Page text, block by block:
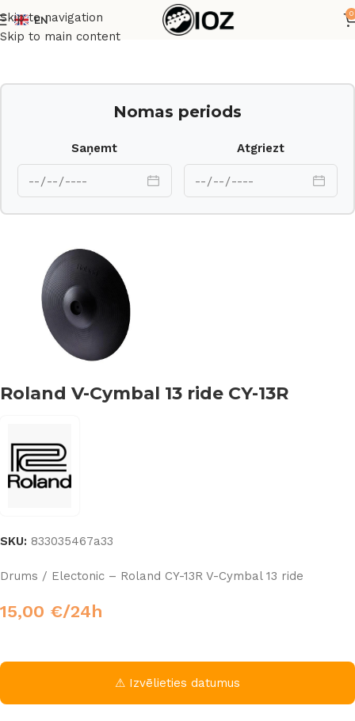
Skip to navigation
Skip to main content
EN
0
Sākums Bungas Elektroniskie
Nomas periods
Saņemt Atgriezt
Roland V-Cymbal 13 ride CY-13R
SKU: 833035467a33
Drums / Electonic – Roland CY-13R V-Cymbal 13 ride
15,00 €/24h
⚠ Izvēlieties datumus